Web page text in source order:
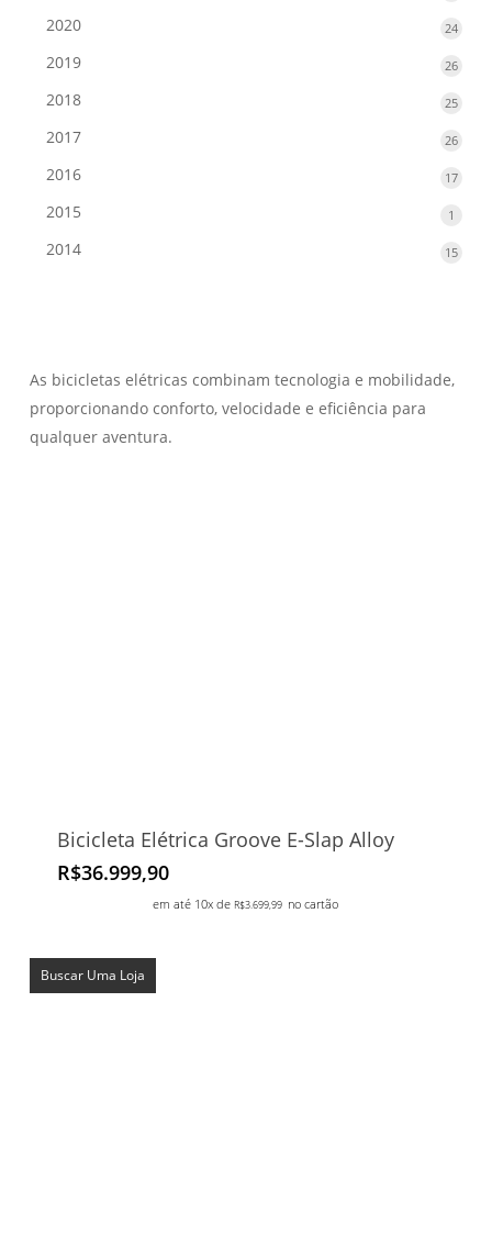
2020 2424
2019 2626
2018 2525
2017 2626
2016 1717
2015 1
2014 1515
As bicicletas elétricas combinam tecnologia e mobilidade,
proporcionando conforto, velocidade e eficiência para
qualquer aventura.
Bicicleta Elétrica Groove E-Slap Alloy
R$36.999,90
em até 10x deR$3.699,99 no cartão
Buscar Uma Loja